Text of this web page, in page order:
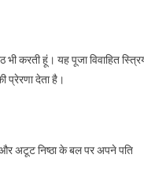
करती हूं। यह पूजा विवाहित
प्रेरणा देता है।
और अटूट निष्ठा के बल पर अपने पति